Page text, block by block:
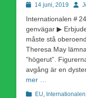
Publicerad
14 juni, 2019
Internationalen #
genvägar ▶
måste stå
Theresa May
”högerut”.
avgång är en
mer …
Kategorier
EU Internationalen